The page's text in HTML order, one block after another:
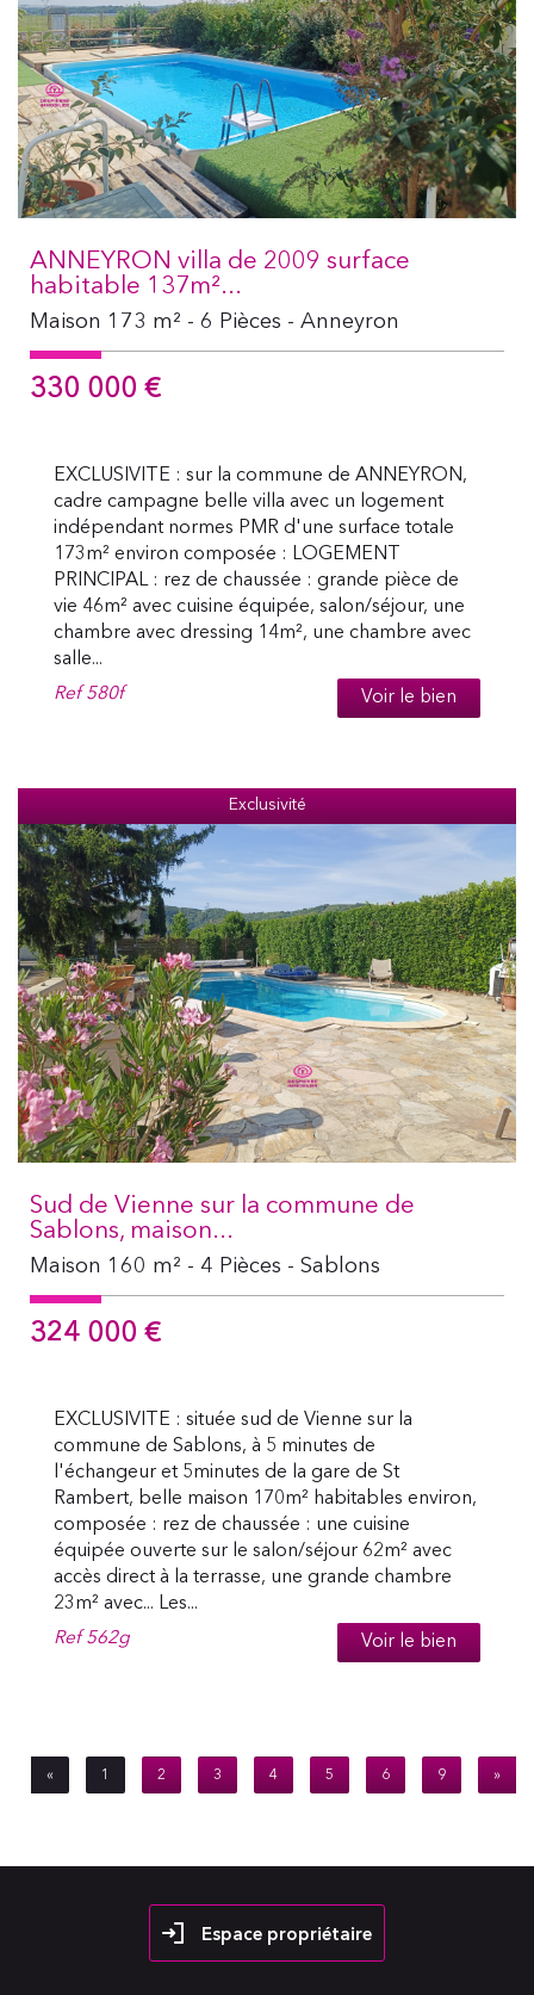
ANNEYRON villa de 2009 surface
habitable 137m²...
Maison 173 m² - 6 Pièces - Anneyron
330 000 €
EXCLUSIVITE : sur la commune de ANNEYRON,
cadre campagne belle villa avec un logement
indépendant normes PMR d'une surface totale
173m² environ composée : LOGEMENT
PRINCIPAL : rez de chaussée : grande pièce de
vie 46m² avec cuisine équipée, salon/séjour, une
chambre avec dressing 14m², une chambre avec
salle...
Ref580f Voir le bien
Exclusivité
Sud de Vienne sur la commune de
Sablons, maison...
Maison 160 m² - 4 Pièces - Sablons
324 000 €
EXCLUSIVITE : située sud de Vienne sur la
commune de Sablons, à 5 minutes de
l'échangeur et 5minutes de la gare de St
Rambert, belle maison 170m² habitables environ,
composée : rez de chaussée : une cuisine
équipée ouverte sur le salon/séjour 62m² avec
accès direct à la terrasse, une grande chambre
23m² avec... Les...
Ref562g Voir le bien
« 1 2 3 4 5 6 9 »
Espace propriétaire